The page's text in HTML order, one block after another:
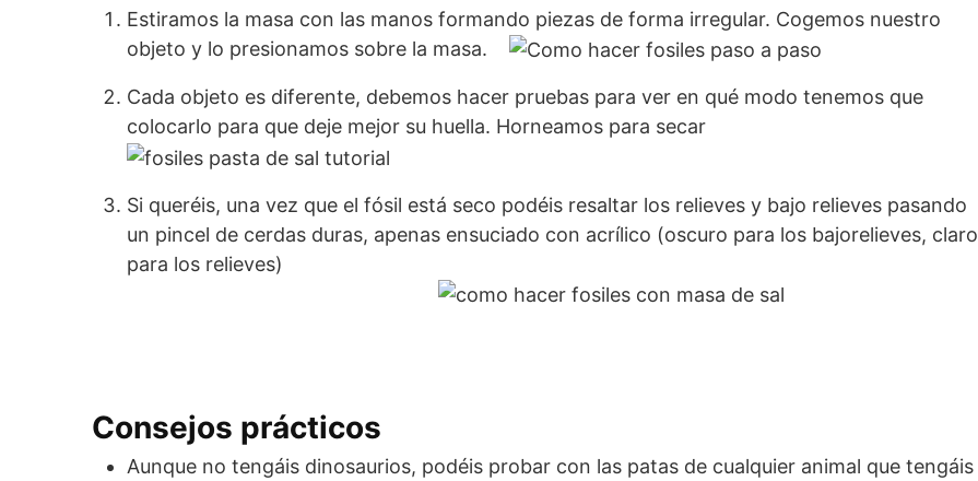
Estiramos la masa con las manos formando piezas de forma irregular. Cogemos nuestro
objeto y lo presionamos sobre la masa.
Cada objeto es diferente, debemos hacer pruebas para ver en qué modo tenemos que
colocarlo para que deje mejor su huella. Horneamos para secar
Si queréis, una vez que el fósil está seco podéis resaltar los relieves y bajo relieves pasando
un pincel de cerdas duras, apenas ensuciado con acrílico (oscuro para los bajorelieves, claro
para los relieves)
Consejos prácticos
Aunque no tengáis dinosaurios, podéis probar con las patas de cualquier animal que tengáis